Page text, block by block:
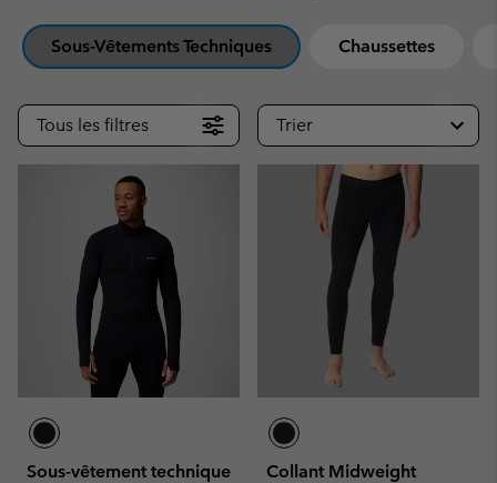
Sous-Vêtements Techniques Chaussettes
Tous les filtres Trier
Sous-vêtement technique
Collant Midweight